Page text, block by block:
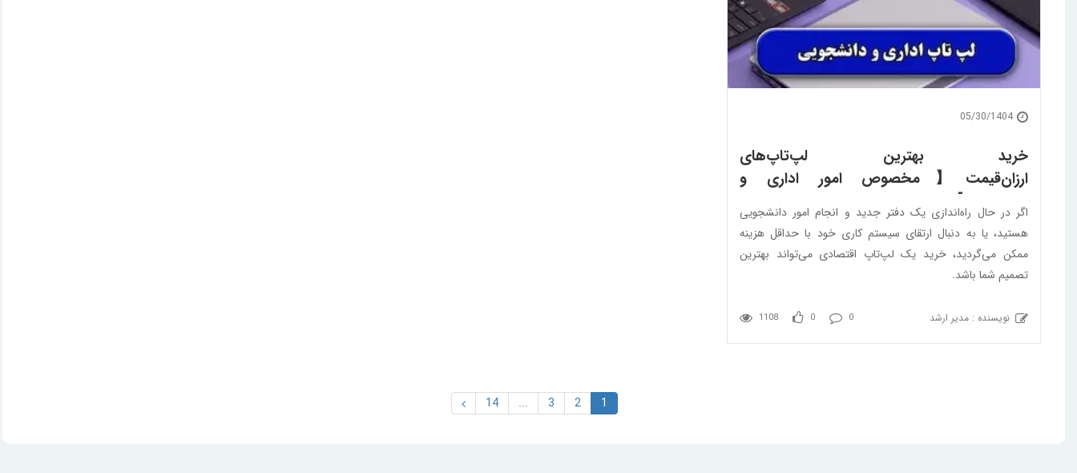
05/30/1404
خرید بهترین لپ‌تاپ‌های
ارزان‌قیمت【مخصوص امور اداری و
دانشجویی】
اگر در حال راه‌اندازی یک دفتر جدید و انجام امور دانشجویی
هستید، یا به دنبال ارتقای سیستم کاری خود با حداقل هزینه
ممکن می‌گردید، خرید یک لپ‌تاپ اقتصادی می‌تواند بهترین
تصمیم شما باشد.
نویسنده : مدیر ارشد 1108 0 0
1
2
3
...
14